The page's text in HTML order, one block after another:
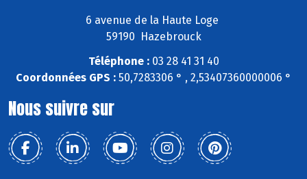
6 avenue de la Haute Loge
59190 Hazebrouck
Téléphone :03 28 41 31 40
Coordonnées GPS : 50,7283306 ° , 2,53407360000006 °
Nous suivre sur